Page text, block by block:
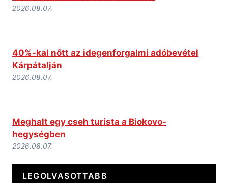
2026.08.07.
40%-kal nőtt az idegenforgalmi adóbevétel
Kárpátalján
2026.08.07.
Meghalt egy cseh turista a Biokovo-
hegységben
2026.08.07.
LEGOLVASOTTABB